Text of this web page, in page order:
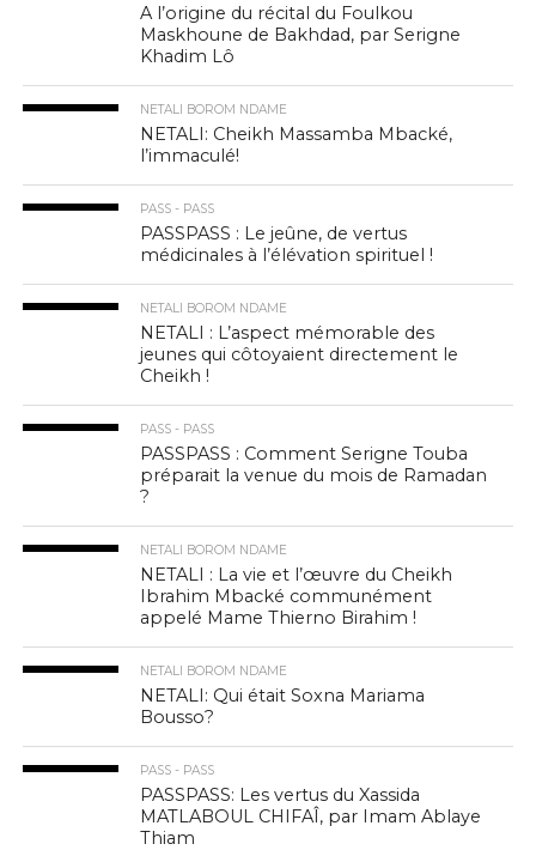
A l’origine du récital du Foulkou
Maskhoune de Bakhdad, par Serigne
Khadim Lô
NETALI BOROM NDAME
NETALI: Cheikh Massamba Mbacké,
l’immaculé!
PASS - PASS
PASSPASS : Le jeûne, de vertus
médicinales à l’élévation spirituel !
NETALI BOROM NDAME
NETALI : L’aspect mémorable des
jeunes qui côtoyaient directement le
Cheikh !
PASS - PASS
PASSPASS : Comment Serigne Touba
préparait la venue du mois de Ramadan
?
NETALI BOROM NDAME
NETALI : La vie et l’œuvre du Cheikh
Ibrahim Mbacké communément
appelé Mame Thierno Birahim !
NETALI BOROM NDAME
NETALI: Qui était Soxna Mariama
Bousso?
PASS - PASS
PASSPASS: Les vertus du Xassida
MATLABOUL CHIFAÎ, par Imam Ablaye
Thiam